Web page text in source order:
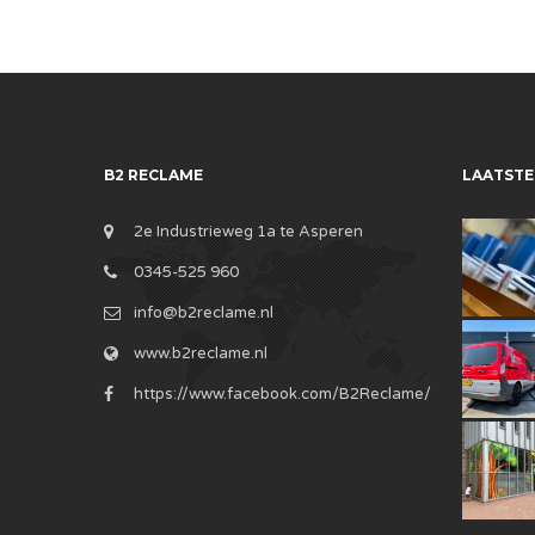
B2 RECLAME
2e Industrieweg 1a te Asperen
0345-525 960
info@b2reclame.nl
www.b2reclame.nl
https://www.facebook.com/B2Reclame/